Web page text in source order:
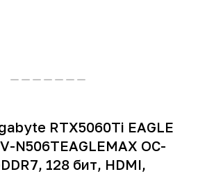
RTX5060Ti EAGLE
N506TEAGLEMAX OC-
128 бит, HDMI,